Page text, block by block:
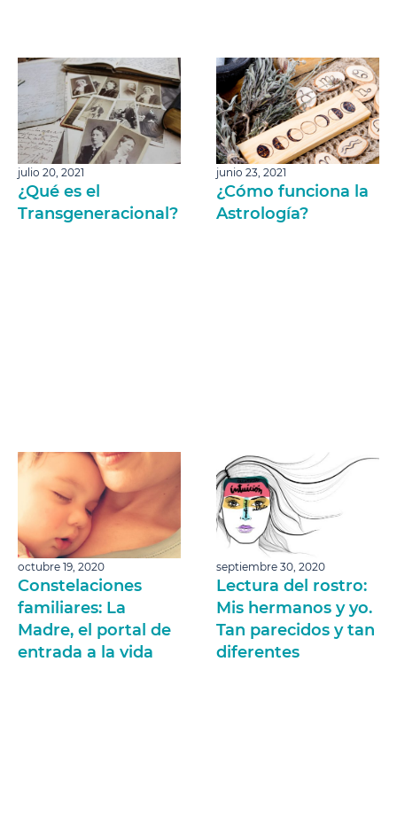
julio 20, 2021
¿Qué es el
Transgeneracional?
junio 23, 2021
¿Cómo funciona la
Astrología?
octubre 19, 2020
Constelaciones
familiares: La
Madre, el portal de
entrada a la vida
septiembre 30, 2020
Lectura del rostro:
Mis hermanos y yo.
Tan parecidos y tan
diferentes